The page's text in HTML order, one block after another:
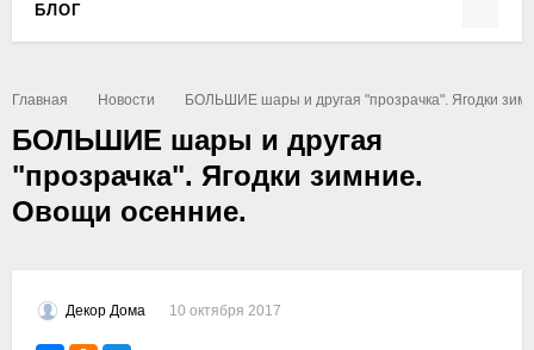
Главная Новости БОЛЬШИЕ шары и другая "прозрачка". Ягодки
БОЛЬШИЕ шары и другая
"прозрачка". Ягодки зимние.
Овощи осенние.
Декор Дома 10 октября 2017
БЛОГ